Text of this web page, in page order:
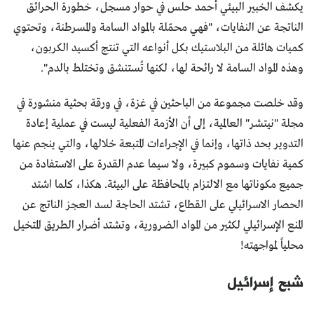
يكشف الخبير البيئي أحمد حلس في حوار مسجل، خطورة الحرائق
الناتجة عن النفايات، "فهي محمّلة بالمواد السامة والمسرطنة، وتحتوي
كميات هائلة من البلاستيك بكل أنواعه التي تنتج أكسيد الكربون،
وهذه المواد السامة لا رائحة لها، لكنها تُستنشق وتختلط بالدم".
وقد خلصت مجموعة من الباحثين في غزة، في ورقة بحثية منشورة في
مجلة "نيتشر" العالمية، إلى أن الأزمة الفعلية ليست في عملية إعادة
التدوير بحد ذاتها، وإنما في الإجراءات المتبعة خلالها، والتي ينجم عنها
كمية نفايات وسموم كبيرة، ولا سيما عدم القدرة على الاستفادة من
جميع مكوناتها مع الالتزام بالمحافظة على البيئة. هكذا، كلما اشتد
الحصار الاسرائيلي على القطاع، تشتد الحاجة لسد العجز الناتج عن
المنع الإسرائيلي لكثير من المواد الضرورية، وتشتد أضرار الطريق المتخيل
محلياً لمواجهته!
شبح إسرائيل